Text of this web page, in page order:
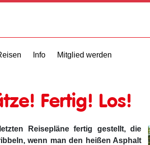
Info Mitglied werden
Fertig! Los!
Reisepläne fertig gestellt, die
wenn man den heißen Asphalt